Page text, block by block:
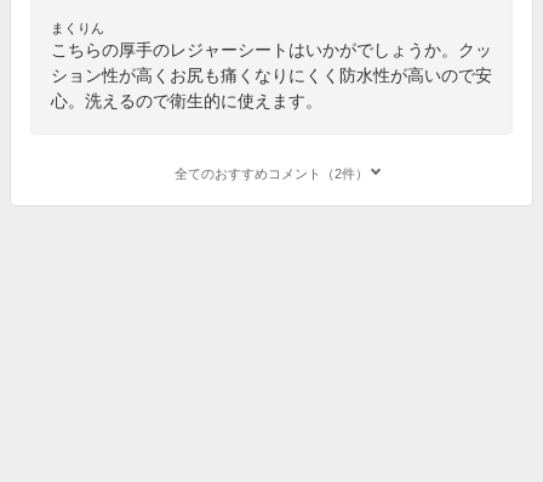
まくりん
こちらの厚手のレジャーシートはいかがでしょうか。クッ
ション性が高くお尻も痛くなりにくく防水性が高いので安
心。洗えるので衛生的に使えます。
全てのおすすめコメント（2件）